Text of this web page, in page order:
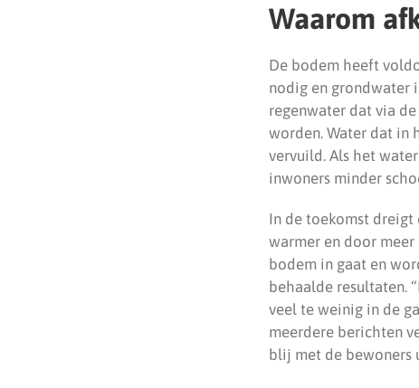
Waarom
De bodem heeft
nodig en grondwater
regenwater dat via
worden. Water dat in
vervuild. Als het
inwoners minder
In de toekomst
warmer en door
bodem in gaat en
behaalde resultaten.
veel te weinig in de
meerdere berichten
blij met de bewoners